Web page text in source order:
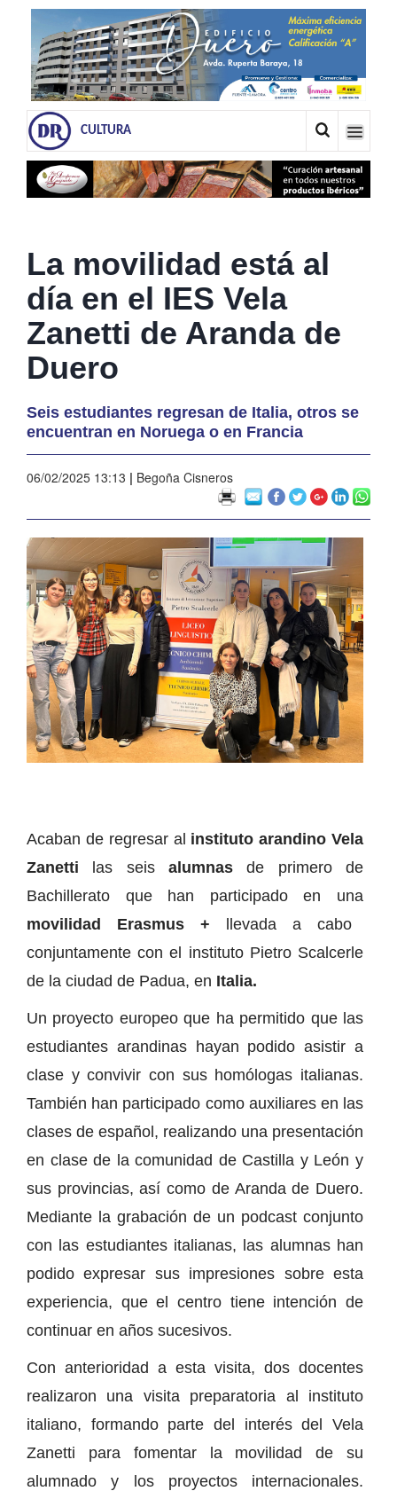
CULTURA
La movilidad está al
día en el IES Vela
Zanetti de Aranda de
Duero
Seis estudiantes regresan de Italia, otros se
encuentran en Noruega o en Francia
06/02/2025 13:13 | Begoña Cisneros
Acaban de regresar al instituto arandino Vela
Zanetti las seisalumnasde primero de
Bachillerato que han participado en una
movilidad Erasmus + llevada a cabo
conjuntamente con el instituto Pietro Scalcerle
de la ciudad de Padua, en Italia.
Un proyecto europeo que ha permitido que las
estudiantes arandinas hayan podido asistir a
clase y convivir con sus homólogas italianas.
También han participado como auxiliares en las
clases de español, realizando una presentación
en clase de la comunidad de Castilla y León y
sus provincias, así como de Aranda de Duero.
Mediante la grabación de un podcast conjunto
con las estudiantes italianas, las alumnas han
podido expresar sus impresiones sobre esta
experiencia, que el centro tiene intención de
continuar en años sucesivos.
Con anterioridad a esta visita, dos docentes
realizaron una visita preparatoria al instituto
italiano, formando parte del interés del Vela
Zanetti para fomentar la movilidad de su
alumnado y los proyectos internacionales.